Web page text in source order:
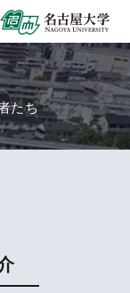
たち